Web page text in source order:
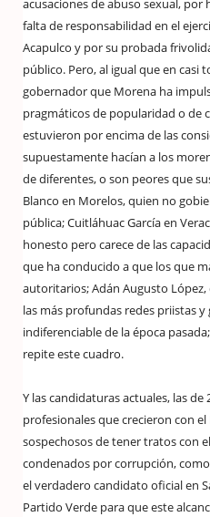
acusaciones de abuso sexual,
falta de responsabilidad en el
Acapulco y por su probada
público. Pero, al igual que en casi
gobernador que Morena ha
pragmáticos de popularidad o de
estuvieron por encima de las
supuestamente hacían a los
de diferentes, o son peores que
Blanco en Morelos, quien no
pública; Cuitláhuac García en
honesto pero carece de las
que ha conducido a que los que
autoritarios; Adán Augusto
las más profundas redes priistas
indiferenciable de la época
repite este cuadro.
Y las candidaturas actuales, las
profesionales que crecieron con
sospechosos de tener tratos con
condenados por corrupción,
el verdadero candidato oficial en
Partido Verde para que este